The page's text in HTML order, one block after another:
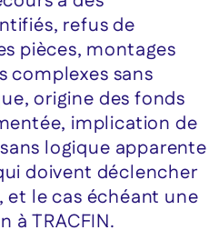
refus de
pièces, montages
complexes sans
origine des fonds
implication de
logique apparente
doivent déclencher
et le cas échéant une
à TRACFIN.